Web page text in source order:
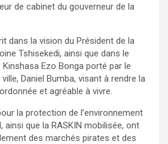
de cabinet du gouverneur de la
dans la vision du Président de la
Tshisekedi, ainsi que dans le
Ezo Bonga porté par le
Daniel Bumba, visant à rendre la
et agréable à vivre.
la protection de l’environnement
ainsi que la RASKIN mobilisée, ont
des marchés pirates et des